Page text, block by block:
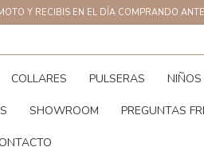
Y RECIBIS EN EL DÍA COMPRANDO
COLLARES PULSERAS NIÑOS
SHOWROOM PREGUNTAS